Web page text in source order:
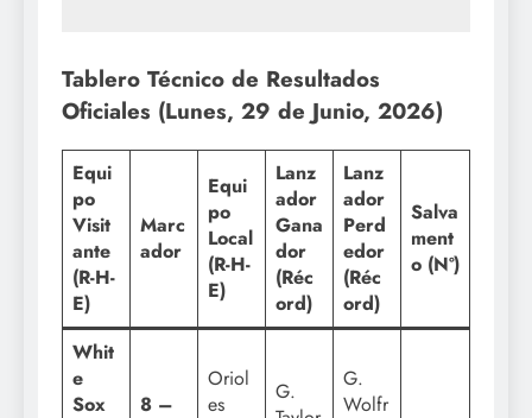
Tablero Técnico de Resultados
Oficiales (Lunes, 29 de Junio, 2026)
Equi
po
Visit
ante
(R-H-
E)
Marc
ador
Equi
po
Local
(R-H-
E)
Lanz
ador
Gana
dor
(Réc
ord)
Lanz
ador
Perd
edor
(Réc
ord)
Salva
ment
o (Nº)
Whit
e
Sox
8 –
Oriol
es
G.
G.
Wolfr